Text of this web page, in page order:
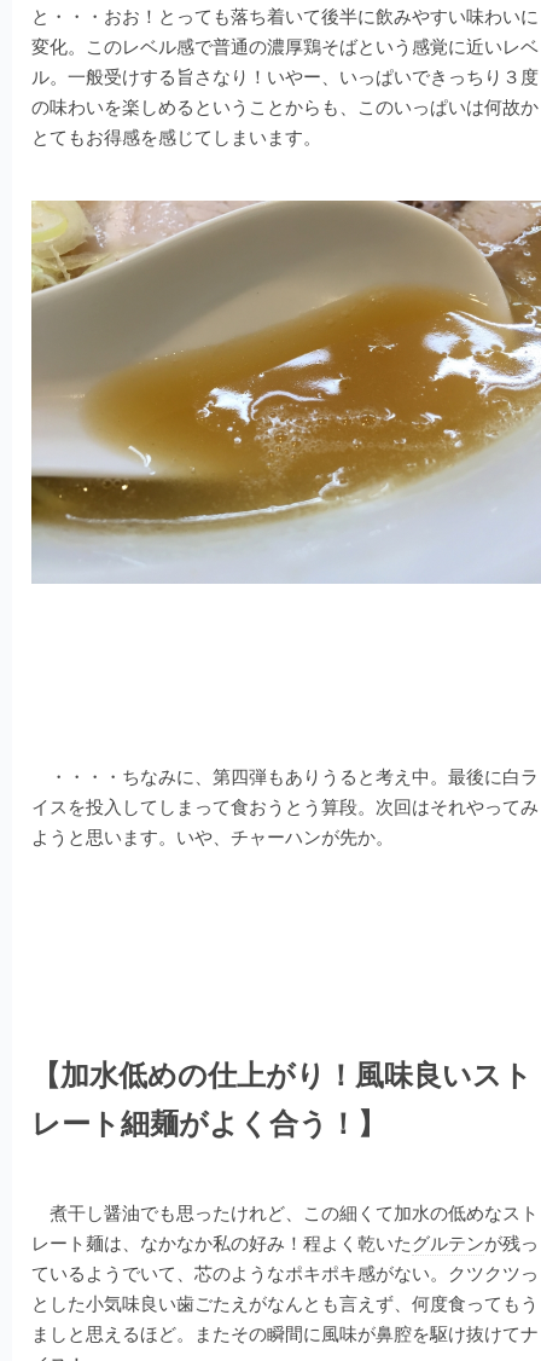
と・・・おお！とっても落ち着いて後半に飲みやすい味わいに
変化。このレベル感で普通の濃厚鶏そばという感覚に近いレベ
ル。一般受けする旨さなり！いやー、いっぱいできっちり３度
の味わいを楽しめるということからも、このいっぱいは何故か
とてもお得感を感じてしまいます。
・・・・ちなみに、第四弾もありうると考え中。最後に白ラ
イスを投入してしまって食おうとう算段。次回はそれやってみ
ようと思います。いや、チャーハンが先か。
【加水低めの仕上がり！風味良いスト
レート細麺がよく合う！】
煮干し醤油でも思ったけれど、この細くて加水の低めなスト
レート麺は、なかなか私の好み！程よく乾いたグルテンが残っ
ているようでいて、芯のようなポキポキ感がない。クツクツっ
とした小気味良い歯ごたえがなんとも言えず、何度食ってもう
ましと思えるほど。またその瞬間に風味が鼻腔を駆け抜けてナ